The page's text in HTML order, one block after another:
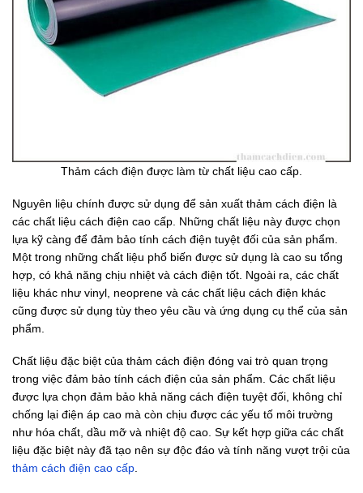
Thảm cách điện được làm từ chất liệu cao cấp.
Nguyên liệu chính được sử dụng để sản xuất thảm cách điện là
các chất liệu cách điện cao cấp. Những chất liệu này được chọn
lựa kỹ càng để đảm bảo tính cách điện tuyệt đối của sản phẩm.
Một trong những chất liệu phổ biến được sử dụng là cao su tổng
hợp, có khả năng chịu nhiệt và cách điện tốt. Ngoài ra, các chất
liệu khác như vinyl, neoprene và các chất liệu cách điện khác
cũng được sử dụng tùy theo yêu cầu và ứng dụng cụ thể của sản
phẩm.
Chất liệu đặc biệt của thảm cách điện đóng vai trò quan trọng
trong việc đảm bảo tính cách điện của sản phẩm. Các chất liệu
được lựa chọn đảm bảo khả năng cách điện tuyệt đối, không chỉ
chống lại điện áp cao mà còn chịu được các yếu tố môi trường
như hóa chất, dầu mỡ và nhiệt độ cao. Sự kết hợp giữa các chất
liệu đặc biệt này đã tạo nên sự độc đáo và tính năng vượt trội của
thảm cách điện cao cấp